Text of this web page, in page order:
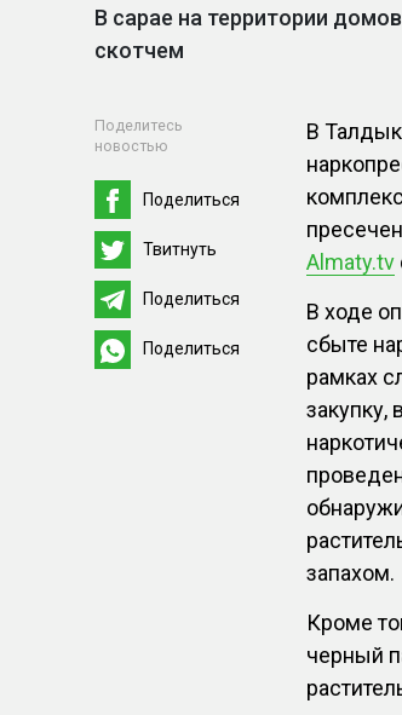
В сарае на территории
скотчем
Поделитесь
новостью
Поделиться
Твитнуть
Поделиться
Поделиться
В
Almaty.tv
В ходе
сбыте
рамках
закупку,
запахом.
Кроме
черный